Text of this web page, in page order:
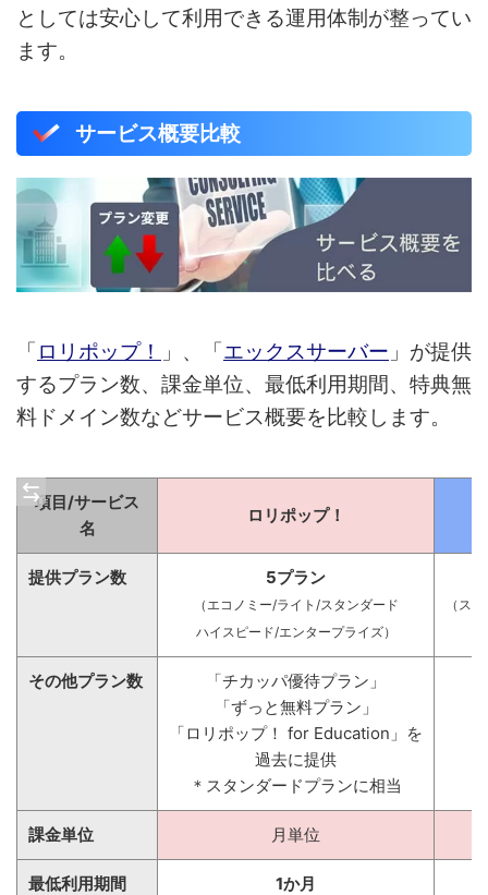
としては安心して利用できる運用体制が整ってい
ます。
サービス概要比較
「 ロリポップ！ 」、「エックスサーバー 」が提供
するプラン数、課金単位、最低利用期間、特典無
料ドメイン数などサービス概要を比較します。
項目/サービス
名
ロリポップ！
提供プラン数 5プラン
（エコノミー/ライト /スタンダード
ハイスピード/エンタープライズ）
（ス
その他プラン数
「チカッパ優待プラン」
「ずっと無料プラン」
「ロリポップ！ for Education」を
過去に提供
＊スタンダードプランに相当
課金単位 月単位
最低利用期間 1か月